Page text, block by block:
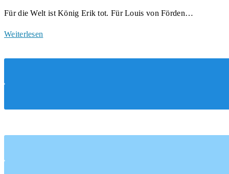
Für die Welt ist König Erik tot. Für Louis von Förden…
Weiterlesen
Kuss
Ben